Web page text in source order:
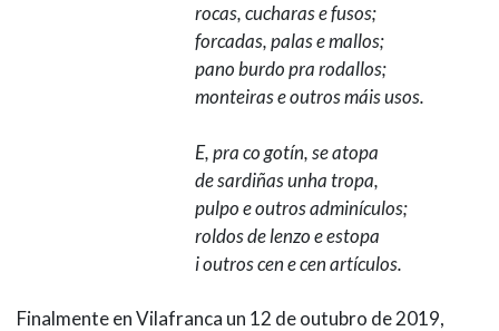
rocas, cucharas e fusos;
forcadas, palas e mallos;
pano burdo pra rodallos;
monteiras e outros máis usos.
E, pra co gotín, se atopa
de sardiñas unha tropa,
pulpo e outros adminículos;
roldos de lenzo e estopa
i outros cen e cen artículos.
Finalmente en Vilafranca un 12 de outubro de 2019,